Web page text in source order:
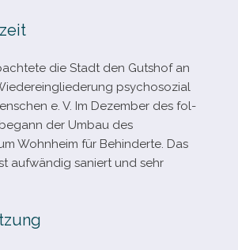
die Stadt den Gutshof an
psy­cho­so­zial
e. V. Im Dezember des fol­
der Umbau des
Wohnheim für Behinderte. Das
auf­wän­dig saniert und sehr